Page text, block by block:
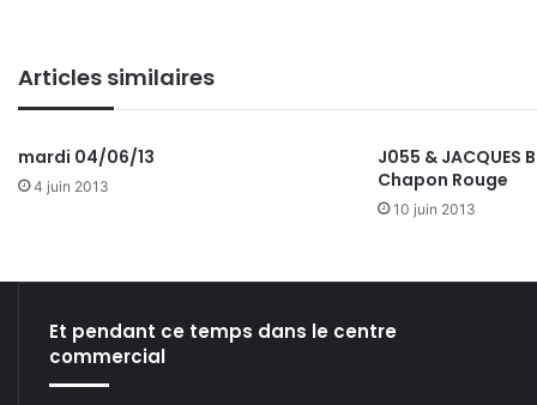
Articles similaires
mardi 04/06/13
4 juin 2013
J055 & JACQUES
Chapon Rouge
10 juin 2013
Et pendant ce temps dans le centre
commercial